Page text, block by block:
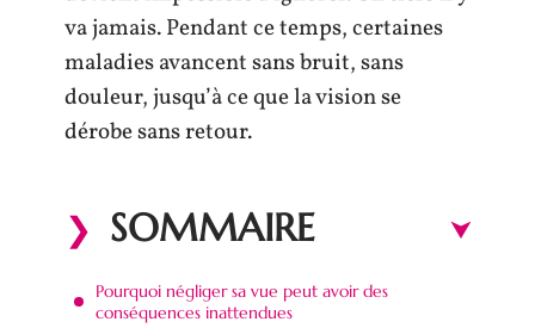
va jamais. Pendant ce temps, certaines
maladies avancent sans bruit, sans
douleur, jusqu’à ce que la vision se
dérobe sans retour.
SOMMAIRE
Pourquoi négliger sa vue peut avoir des
conséquences inattendues